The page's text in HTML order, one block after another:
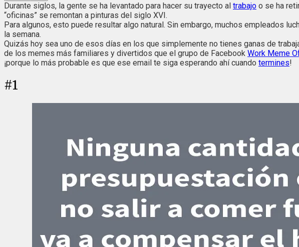
Durante siglos, la gente se ha levantado para hacer su trayecto al trabajo o se ha
“oficinas” se remontan a pinturas del siglo XVI.
Para algunos, esto puede resultar algo natural. Sin embargo, muchos empleados
la semana.
Quizás hoy sea uno de esos días en los que simplemente no tienes ganas de
de los memes más familiares y divertidos que el grupo de Facebook Work Meme
¡porque lo más probable es que ese email te siga esperando ahí cuando termines!
#1